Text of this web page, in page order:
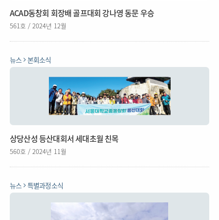
ACAD동창회 회장배 골프대회 강나영 동문 우승
561호 / 2024년 12월
뉴스 본회소식
상당산성 등산대회서 세대초월 친목
560호 / 2024년 11월
뉴스 특별과정소식